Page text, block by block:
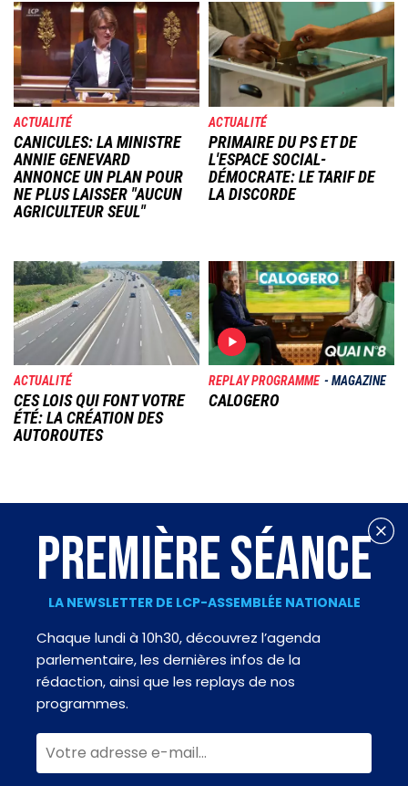
Image
ACTUALITÉ
CANICULES: LA MINISTRE
ANNIE GENEVARD
ANNONCE UN PLAN POUR
NE PLUS LAISSER "AUCUN
AGRICULTEUR SEUL"
Image
ACTUALITÉ
PRIMAIRE DU PS ET DE
L'ESPACE SOCIAL-
DÉMOCRATE: LE TARIF DE
LA DISCORDE
Image
ACTUALITÉ
CES LOIS QUI FONT VOTRE
ÉTÉ: LA CRÉATION DES
AUTOROUTES
Image
REPLAY PROGRAMME MAGAZINE
CALOGERO
PREMIÈRE SÉANCE
LA NEWSLETTER DE LCP-ASSEMBLÉE NATIONALE
Chaque lundi à 10h30, découvrez l’agenda
parlementaire, les dernières infos de la
rédaction, ainsi que les replays de nos
programmes.